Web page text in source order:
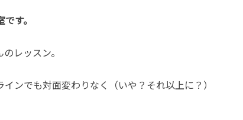
す。
レッスン。
ンでも対面変わりなく（いや？それ以上に？）